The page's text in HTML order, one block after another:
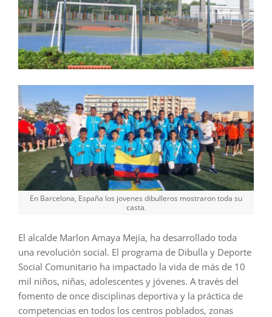
En Barcelona, España los jovenes dibulleros mostraron toda su
casta.
El alcalde Marlon Amaya Mejía, ha desarrollado toda
una revolución social. El programa de Dibulla y Deporte
Social Comunitario ha impactado la vida de más de 10
mil niños, niñas, adolescentes y jóvenes. A través del
fomento de once disciplinas deportiva y la práctica de
competencias en todos los centros poblados, zonas